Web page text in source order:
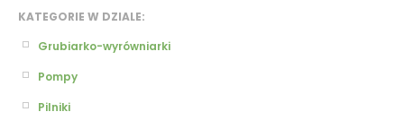
KATEGORIE W DZIALE:
Grubiarko-wyrówniarki
Pompy
Pilniki